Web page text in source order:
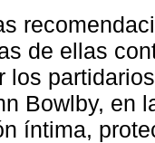
de ellas
los
Bowlby, en
íntima,